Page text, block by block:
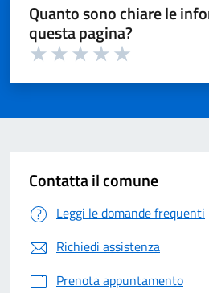
Quanto sono chiare le
questa pagina?
Contatta il comune
Leggi le domande frequenti
Richiedi assistenza
Prenota appuntamento